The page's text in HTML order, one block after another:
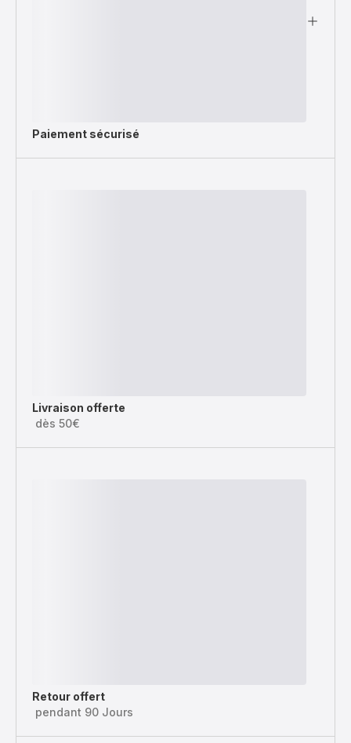
Paiement sécurisé
Livraison offerte
dès 50€
Retour offert
pendant 90 Jours